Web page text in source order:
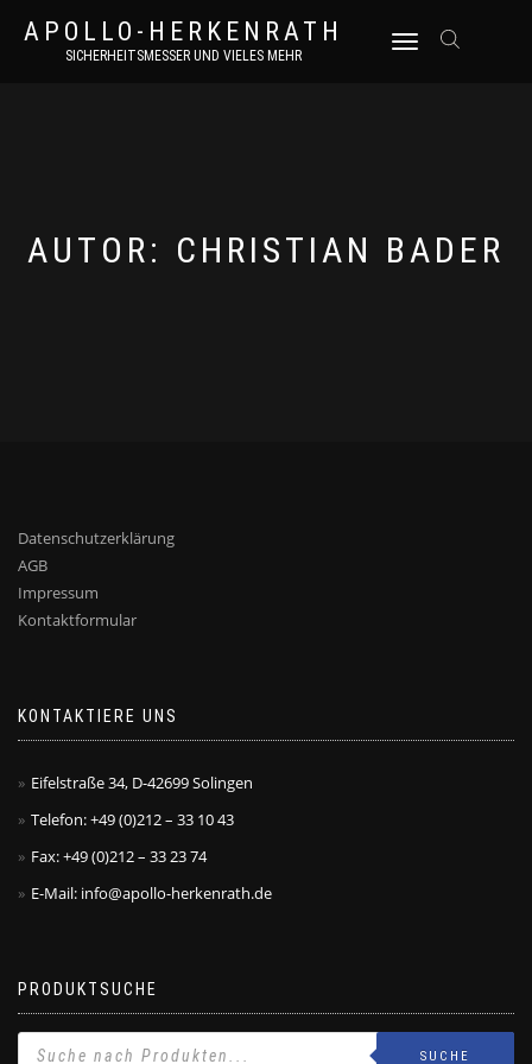
APOLLO-HERKENRATH
SICHERHEITSMESSER UND VIELES MEHR
NAVIGATION
AUTOR: CHRISTIAN BADER
Datenschutzerklärung
AGB
Impressum
Kontaktformular
KONTAKTIERE UNS
Eifelstraße 34, D-42699 Solingen
Telefon: +49 (0)212 – 33 10 43
Fax: +49 (0)212 – 33 23 74
E-Mail: info@apollo-herkenrath.de
PRODUKTSUCHE
SUCHE